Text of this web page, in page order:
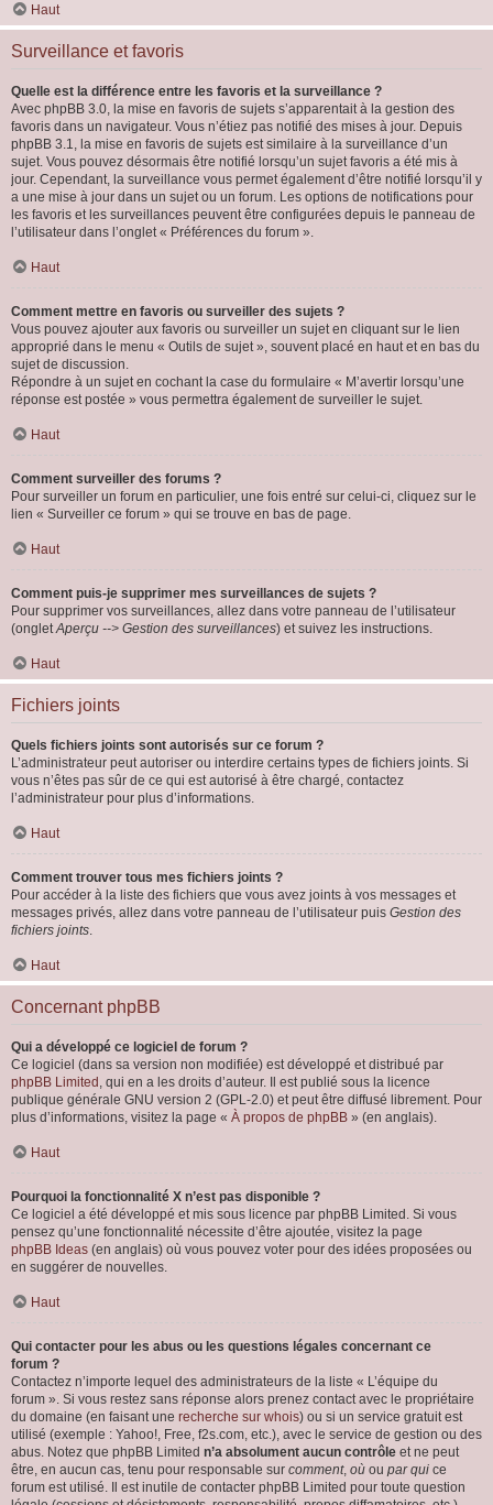
Haut
Surveillance et favoris
Quelle est la différence entre les favoris et la surveillance ?
Avec phpBB 3.0, la mise en favoris de sujets s’apparentait à la gestion des
favoris dans un navigateur. Vous n’étiez pas notifié des mises à jour. Depuis
phpBB 3.1, la mise en favoris de sujets est similaire à la surveillance d’un
sujet. Vous pouvez désormais être notifié lorsqu’un sujet favoris a été mis à
jour. Cependant, la surveillance vous permet également d’être notifié lorsqu’il y
a une mise à jour dans un sujet ou un forum. Les options de notifications pour
les favoris et les surveillances peuvent être configurées depuis le panneau de
l’utilisateur dans l’onglet « Préférences du forum ».
Haut
Comment mettre en favoris ou surveiller des sujets ?
Vous pouvez ajouter aux favoris ou surveiller un sujet en cliquant sur le lien
approprié dans le menu « Outils de sujet », souvent placé en haut et en bas du
sujet de discussion.
Répondre à un sujet en cochant la case du formulaire « M’avertir lorsqu’une
réponse est postée » vous permettra également de surveiller le sujet.
Haut
Comment surveiller des forums ?
Pour surveiller un forum en particulier, une fois entré sur celui-ci, cliquez sur le
lien « Surveiller ce forum » qui se trouve en bas de page.
Haut
Comment puis-je supprimer mes surveillances de sujets ?
Pour supprimer vos surveillances, allez dans votre panneau de l’utilisateur
(ongletAperçu --> Gestion des surveillances) et suivez les instructions.
Haut
Fichiers joints
Quels fichiers joints sont autorisés sur ce forum ?
L’administrateur peut autoriser ou interdire certains types de fichiers joints. Si
vous n’êtes pas sûr de ce qui est autorisé à être chargé, contactez
l’administrateur pour plus d’informations.
Haut
Comment trouver tous mes fichiers joints ?
Pour accéder à la liste des fichiers que vous avez joints à vos messages et
messages privés, allez dans votre panneau de l’utilisateur puis Gestion des
fichiers joints.
Haut
Concernant phpBB
Qui a développé ce logiciel de forum ?
Ce logiciel (dans sa version non modifiée) est développé et distribué par
phpBB Limited , qui en a les droits d’auteur. Il est publié sous la licence
publique générale GNU version 2 (GPL-2.0) et peut être diffusé librement. Pour
plus d’informations, visitez la page « À propos de phpBB » (en anglais).
Haut
Pourquoi la fonctionnalité X n’est pas disponible ?
Ce logiciel a été développé et mis sous licence par phpBB Limited. Si vous
pensez qu’une fonctionnalité nécessite d’être ajoutée, visitez la page
phpBB Ideas (en anglais) où vous pouvez voter pour des idées proposées ou
en suggérer de nouvelles.
Haut
Qui contacter pour les abus ou les questions légales concernant ce
forum ?
Contactez n’importe lequel des administrateurs de la liste « L’équipe du
forum ». Si vous restez sans réponse alors prenez contact avec le propriétaire
du domaine (en faisant une recherche sur whois) ou si un service gratuit est
utilisé (exemple : Yahoo!, Free, f2s.com, etc.), avec le service de gestion ou des
abus. Notez que phpBB Limited n’a absolument aucun contrôle et ne peut
être, en aucun cas, tenu pour responsable sur comment, où ou par qui ce
forum est utilisé. Il est inutile de contacter phpBB Limited pour toute question